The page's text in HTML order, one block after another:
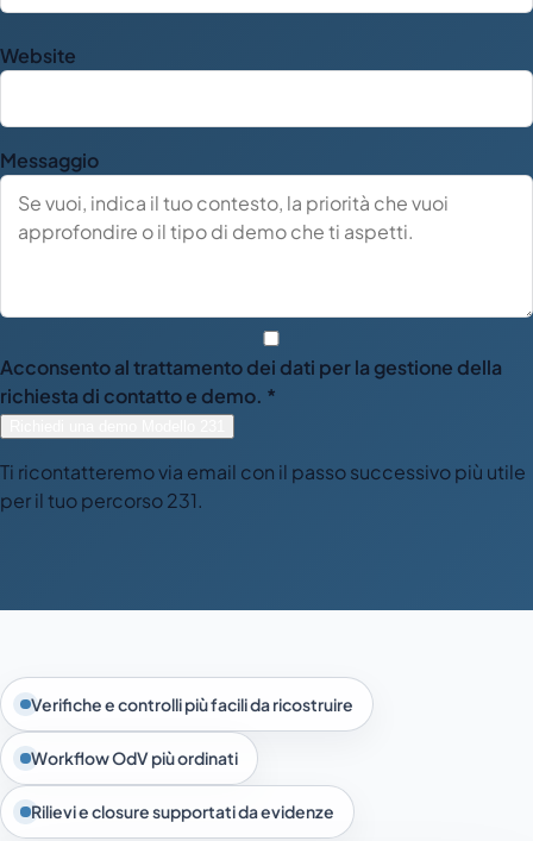
Website
Messaggio
Acconsento al trattamento dei dati per la gestione della
richiesta di contatto e demo. *
Ti ricontatteremo via email con il passo successivo più utile
per il tuo percorso 231.
Verifiche e controlli più facili da ricostruire
Workflow OdV più ordinati
Rilievi e closure supportati da evidenze